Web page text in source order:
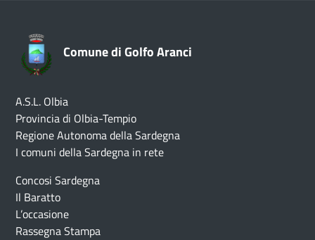
Comune di Golfo Aranci
A.S.L. Olbia
Provincia di Olbia-Tempio
Regione Autonoma della Sardegna
I comuni della Sardegna in rete
Concosi Sardegna
Il Baratto
L’occasione
Rassegna Stampa